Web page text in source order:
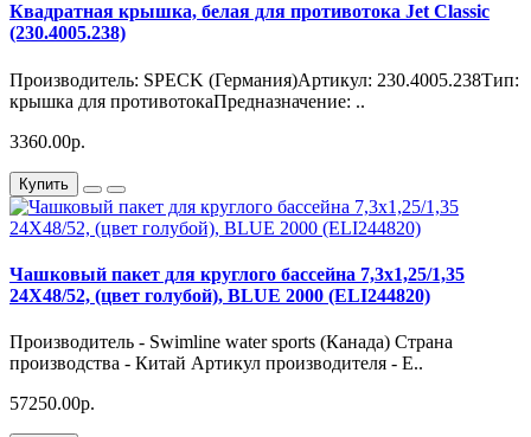
Квадратная крышка, белая для противотока Jet Classic
(230.4005.238)
Производитель: SPECK (Германия)Артикул: 230.4005.238Тип:
крышка для противотокаПредназначение: ..
3360.00р.
Купить
Чашковый пакет для круглого бассейна 7,3х1,25/1,35
24X48/52, (цвет голубой), BLUE 2000 (ELI244820)
Производитель - Swimline water sports (Канада) Страна
производства - Китай Артикул производителя - E..
57250.00р.